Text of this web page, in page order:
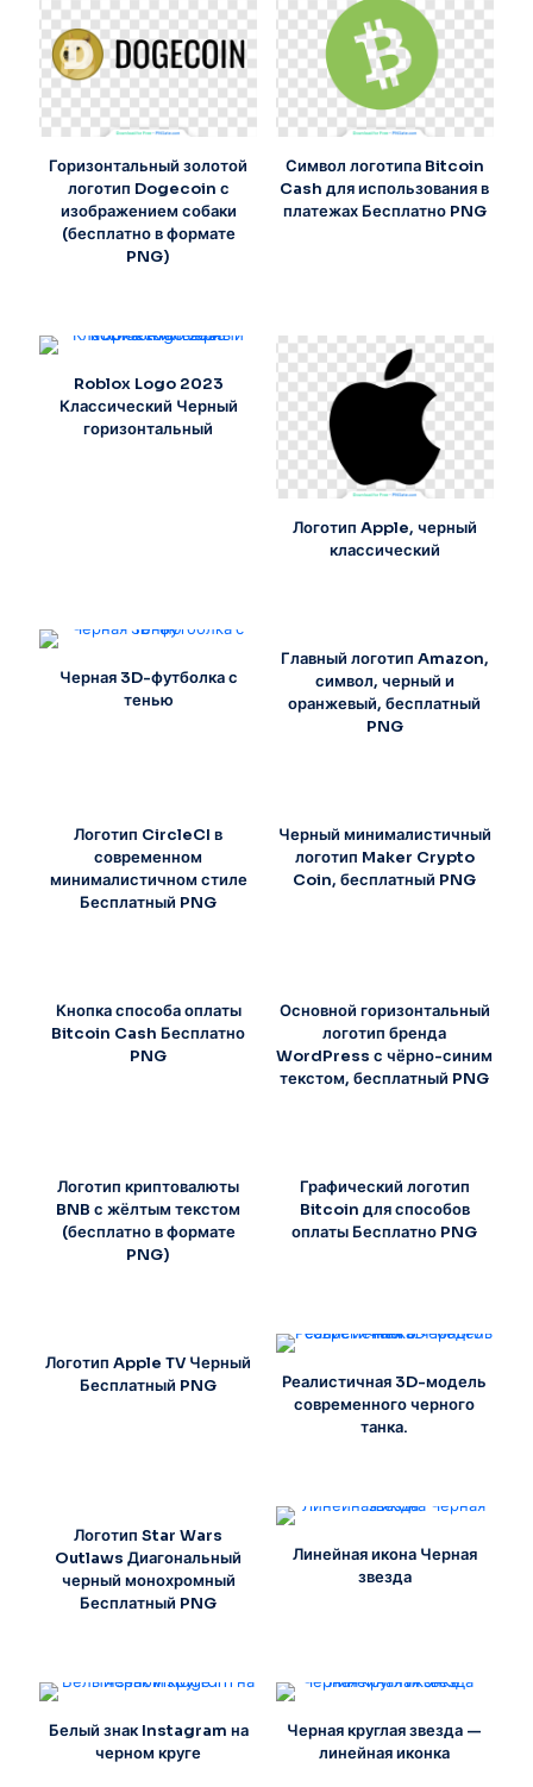
Горизонтальный золотой
логотип Dogecoin с
изображением собаки
(бесплатно в формате
PNG)
Символ логотипа Bitcoin
Cash для использования в
платежах Бесплатно PNG
Roblox Logo 2023
Классический Черный
горизонтальный
Логотип Apple, черный
классический
Черная 3D-футболка с
тенью
Главный логотип Amazon,
символ, черный и
оранжевый, бесплатный
PNG
Логотип CircleCI в
современном
минималистичном стиле
Бесплатный PNG
Черный минималистичный
логотип Maker Crypto
Coin, бесплатный PNG
Кнопка способа оплаты
Bitcoin Cash Бесплатно
PNG
Основной горизонтальный
логотип бренда
WordPress с чёрно-синим
текстом, бесплатный PNG
Логотип криптовалюты
BNB с жёлтым текстом
(бесплатно в формате
PNG)
Графический логотип
Bitcoin для способов
оплаты Бесплатно PNG
Логотип Apple TV Черный
Бесплатный PNG
Реалистичная 3D-модель
современного черного
танка.
Логотип Star Wars
Outlaws Диагональный
черный монохромный
Бесплатный PNG
Линейная икона Черная
звезда
Белый знак Instagram на
черном круге
Черная круглая звезда —
линейная иконка